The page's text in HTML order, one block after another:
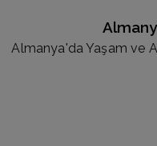
Almanya'da Yaşam ve